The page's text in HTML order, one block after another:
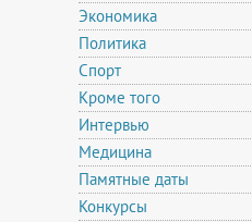
Экономика
Политика
Спорт
Кроме того
Интервью
Медицина
Памятные даты
Конкурсы